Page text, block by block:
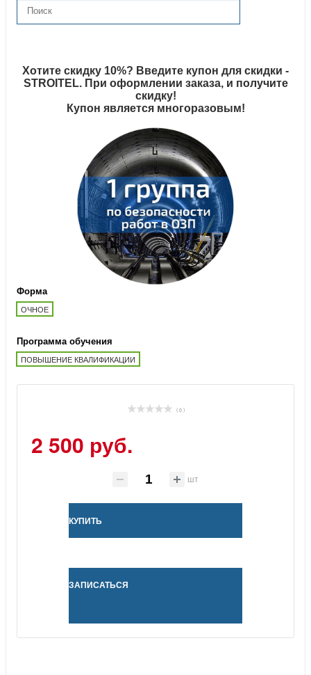
Хотите скидку 10%? Введите купон для скидки -
STROITEL. При оформлении заказа, и получите
скидку!
Купон является многоразовым!
Форма
ОЧНОЕ
Программа обучения
ПОВЫШЕНИЕ КВАЛИФИКАЦИИ
( 0 )
2 500 руб.
шт
КУПИТЬ
ЗАПИСАТЬСЯ